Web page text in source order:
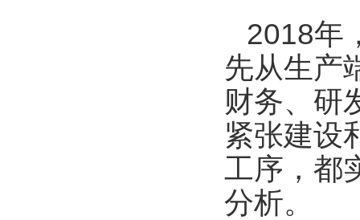
2018年
先从生产
财务、研
紧张建设
工序，都
分析。